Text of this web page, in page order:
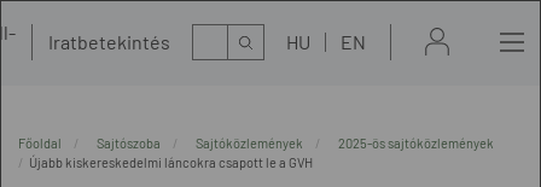
Iratbetekintés Kereső HU EN
Főoldal Sajtószoba Sajtóközlemények
2025-ös sajtóközlemények
Újabb kiskereskedelmi láncokra csapott le a GVH